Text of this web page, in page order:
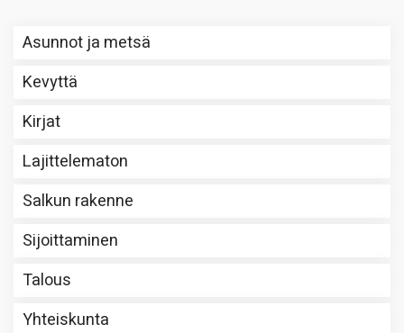
Asunnot ja metsä
Kevyttä
Kirjat
Lajittelematon
Salkun rakenne
Sijoittaminen
Talous
Yhteiskunta